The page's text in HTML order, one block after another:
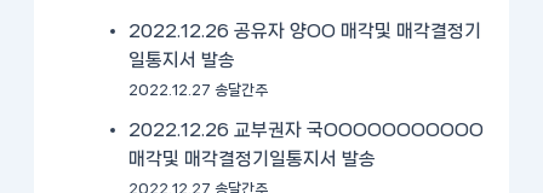
2022.12.26 공유자 양OO 매각및 매각결정기
일통지서 발송
2022.12.27 송달간주
2022.12.26 교부권자 국OOOOOOOOOOO
매각및 매각결정기일통지서 발송
2022.12.27 송달간주